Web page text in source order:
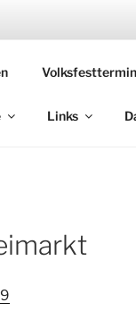
Links